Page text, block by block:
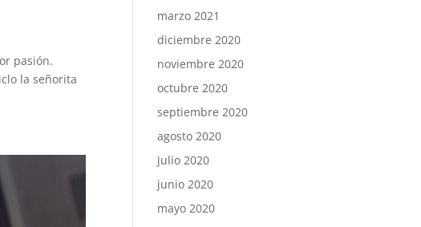
pasión.
la señorita
marzo 2021
diciembre 2020
noviembre 2020
octubre 2020
septiembre 2020
agosto 2020
julio 2020
junio 2020
mayo 2020